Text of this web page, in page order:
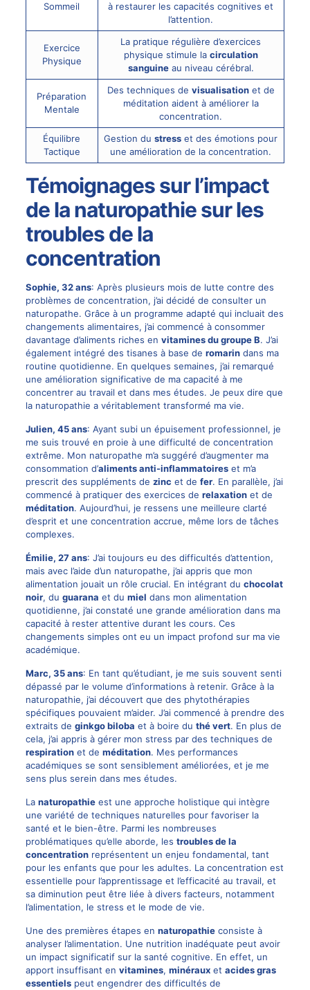
Sommeil
à restaurer les capacités cognitives et
l’attention.
Exercice
Physique
La pratique régulière d’exercices
physique stimule la circulation
sanguineau niveau cérébral.
Préparation
Mentale
Des techniques de visualisationet de
méditation aident à améliorer la
concentration.
Équilibre
Tactique
Gestion dustress et des émotions pour
une amélioration de la concentration.
Témoignages sur l’impact
de la naturopathie sur les
troubles de la
concentration
Sophie, 32 ans: Après plusieurs mois de lutte contre des
problèmes de concentration, j’ai décidé de consulter un
naturopathe. Grâce à un programme adapté qui incluait des
changements alimentaires, j’ai commencé à consommer
davantage d’aliments riches en vitamines du groupe B. J’ai
également intégré des tisanes à base de romarindans ma
routine quotidienne. En quelques semaines, j’ai remarqué
une amélioration significative de ma capacité à me
concentrer au travail et dans mes études. Je peux dire que
la naturopathie a véritablement transformé ma vie.
Julien, 45 ans: Ayant subi un épuisement professionnel, je
me suis trouvé en proie à une difficulté de concentration
extrême. Mon naturopathe m’a suggéré d’augmenter ma
consommation d’aliments anti-inflammatoireset m’a
prescrit des suppléments de zinc et de fer. En parallèle, j’ai
commencé à pratiquer des exercices de relaxationet de
méditation. Aujourd’hui, je ressens une meilleure clarté
d’esprit et une concentration accrue, même lors de tâches
complexes.
Émilie, 27 ans: J’ai toujours eu des difficultés d’attention,
mais avec l’aide d’un naturopathe, j’ai appris que mon
alimentation jouait un rôle crucial. En intégrant du chocolat
noir, du guarana et du miel dans mon alimentation
quotidienne, j’ai constaté une grande amélioration dans ma
capacité à rester attentive durant les cours. Ces
changements simples ont eu un impact profond sur ma vie
académique.
Marc, 35 ans: En tant qu’étudiant, je me suis souvent senti
dépassé par le volume d’informations à retenir. Grâce à la
naturopathie, j’ai découvert que des phytothérapies
spécifiques pouvaient m’aider. J’ai commencé à prendre des
extraits de ginkgo biloba et à boire du thé vert. En plus de
cela, j’ai appris à gérer mon stress par des techniques de
respirationet de méditation. Mes performances
académiques se sont sensiblement améliorées, et je me
sens plus serein dans mes études.
La naturopathieest une approche holistique qui intègre
une variété de techniques naturelles pour favoriser la
santé et le bien-être. Parmi les nombreuses
problématiques qu’elle aborde, les troubles de la
concentrationreprésentent un enjeu fondamental, tant
pour les enfants que pour les adultes. La concentration est
essentielle pour l’apprentissage et l’efficacité au travail, et
sa diminution peut être liée à divers facteurs, notamment
l’alimentation, le stress et le mode de vie.
Une des premières étapes en naturopathieconsiste à
analyser l’alimentation. Une nutrition inadéquate peut avoir
un impact significatif sur la santé cognitive. En effet, un
apport insuffisant en vitamines, minérauxet acides gras
essentielspeut engendrer des difficultés de